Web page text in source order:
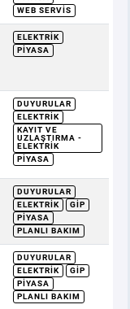
WEB SERVIS
ELEKTRIK
PIYASA
DUYURULAR
ELEKTRIK
KAYIT VE
UZLAŞTIRMA -
ELEKTRIK
PIYASA
DUYURULAR
ELEKTRIK
GİP
PIYASA
PLANLI BAKIM
DUYURULAR
ELEKTRIK
GİP
PIYASA
PLANLI BAKIM